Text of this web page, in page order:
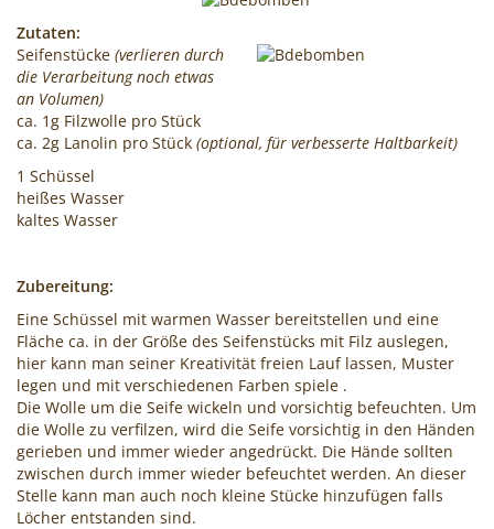
Zutaten:
Seifenstücke (verlieren durch
die Verarbeitung noch etwas
an Volumen)
ca. 1g Filzwolle pro Stück
ca. 2g Lanolin pro Stück (optional, für verbesserte Haltbarkeit)
1 Schüssel
heißes Wasser
kaltes Wasser
Zubereitung:
Eine Schüssel mit warmen Wasser bereitstellen und eine
Fläche ca. in der Größe des Seifenstücks mit Filz auslegen,
hier kann man seiner Kreativität freien Lauf lassen, Muster
legen und mit verschiedenen Farben spiele .
Die Wolle um die Seife wickeln und vorsichtig befeuchten. Um
die Wolle zu verfilzen, wird die Seife vorsichtig in den Händen
gerieben und immer wieder angedrückt. Die Hände sollten
zwischen durch immer wieder befeuchtet werden. An dieser
Stelle kann man auch noch kleine Stücke hinzufügen falls
Löcher entstanden sind.